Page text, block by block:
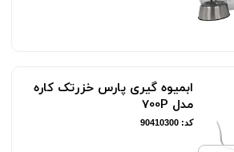
ابمیوه گیری پارس خزرتک کاره
مدل 700P
کد: 90410300